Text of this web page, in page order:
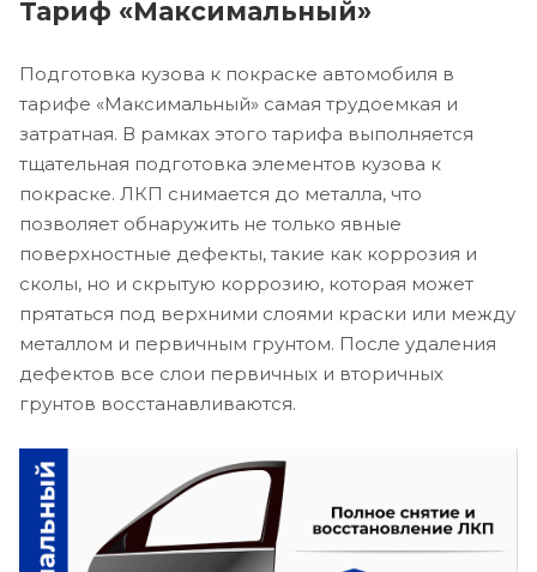
Тариф «Максимальный»
Подготовка кузова к покраске автомобиля в
тарифе «Максимальный» самая трудоемкая и
затратная. В рамках этого тарифа выполняется
тщательная подготовка элементов кузова к
покраске. ЛКП снимается до металла, что
позволяет обнаружить не только явные
поверхностные дефекты, такие как коррозия и
сколы, но и скрытую коррозию, которая может
прятаться под верхними слоями краски или между
металлом и первичным грунтом. После удаления
дефектов все слои первичных и вторичных
грунтов восстанавливаются.